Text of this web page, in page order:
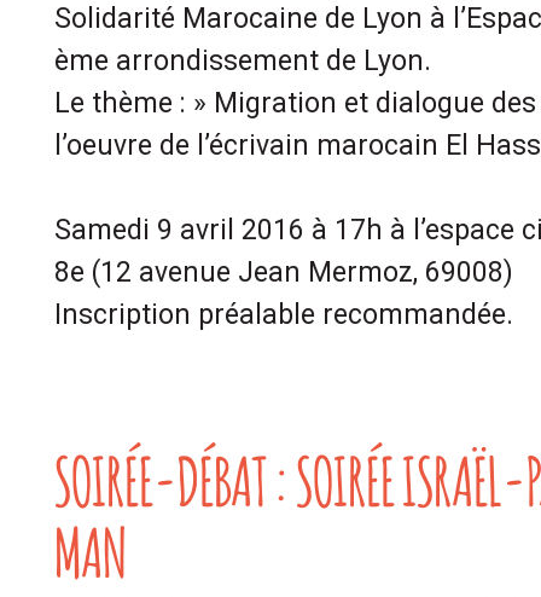
Solidarité Marocaine de Lyon à
ème arrondissement de Lyon.
Le thème : » Migration et dialogue
l’oeuvre de l’écrivain marocain El
Samedi 9 avril 2016 à 17h à l’espace
8e (12 avenue Jean Mermoz, 69008)
Inscription préalable recommandée.
SOIRÉE-DÉBAT : SOIRÉE ISRAËL-
MAN